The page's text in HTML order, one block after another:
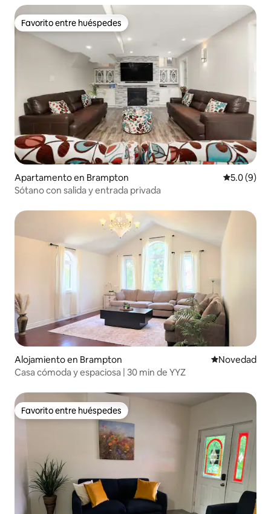
Favorito entre huéspedes
Favorito entre huéspedes
Apartamento en Brampton
5.0 (9)
Sótano con salida y entrada privada
Alojamiento en Brampton Lugar para
Novedad
Casa cómoda y espaciosa | 30 min de YYZ
Favorito entre huéspedes
Favorito entre huéspedes